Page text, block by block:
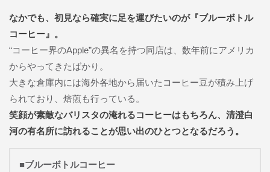
なかでも、初見なら確実に足を運びたいのが『ブルーボトル
コーヒー』。
“コーヒー界のApple”の異名を持つ同店は、数年前にアメリカ
からやってきたばかり。
大きな倉庫内には海外各地から届いたコーヒー豆が積み上げ
られており、焙煎も行っている。
笑顔が素敵なバリスタの淹れるコーヒーはもちろん、清澄白
河の有名所に訪れることが思い出のひとつとなるだろう。
■ブルーボトルコーヒー